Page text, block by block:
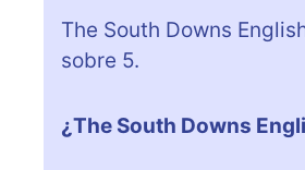
The South Downs
sobre 5.
¿The South Downs